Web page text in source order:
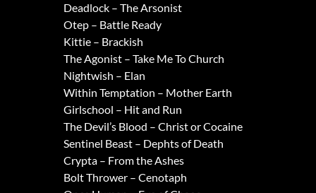
Deadlock – The Arsonist
Otep – Battle Ready
Kittie – Brackish
The Agonist – Take Me To Church
Nightwish – Elan
Within Temptation – Mother Earth
Girlschool – Hit and Run
The Devil’s Blood – Christ or Cocaine
Sentinel Beast – Dephts of Death
Crypta – From the Ashes
Bolt Thrower – Cenotaph